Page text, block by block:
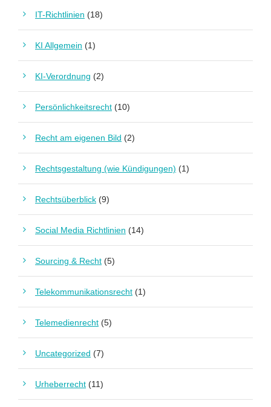
IT-Richtlinien (18)
KI Allgemein (1)
KI-Verordnung (2)
Persönlichkeitsrecht (10)
Recht am eigenen Bild (2)
Rechtsgestaltung (wie Kündigungen) (1)
Rechtsüberblick (9)
Social Media Richtlinien (14)
Sourcing & Recht (5)
Telekommunikationsrecht (1)
Telemedienrecht (5)
Uncategorized (7)
Urheberrecht (11)